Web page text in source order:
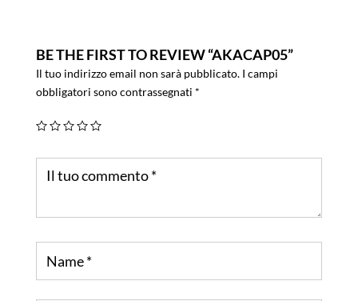
BE THE FIRST TO REVIEW “AKACAP05”
Il tuo indirizzo email non sarà pubblicato. I campi
obbligatori sono contrassegnati *